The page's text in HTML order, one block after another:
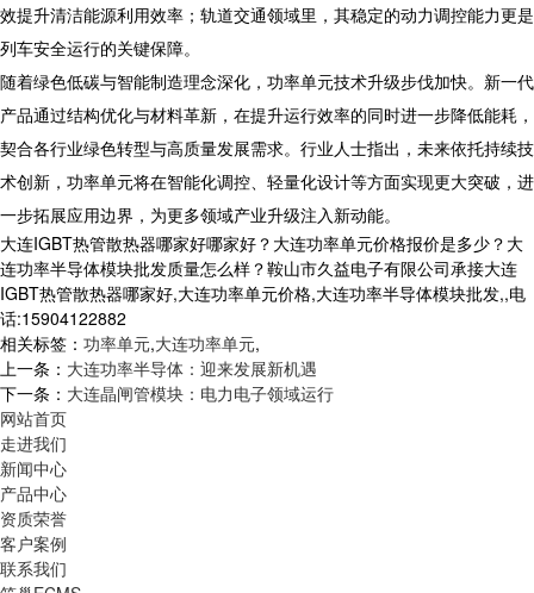
效提升清洁能源利用效率；轨道交通领域里，其稳定的动力调控能力更是
列车安全运行的关键保障。
随着绿色低碳与智能制造理念深化，功率单元技术升级步伐加快。新一代
产品通过结构优化与材料革新，在提升运行效率的同时进一步降低能耗，
契合各行业绿色转型与高质量发展需求。行业人士指出，未来依托持续技
术创新，功率单元将在智能化调控、轻量化设计等方面实现更大突破，进
一步拓展应用边界，为更多领域产业升级注入新动能。
大连IGBT热管散热器哪家好哪家好？大连功率单元价格报价是多少？大
连功率半导体模块批发质量怎么样？鞍山市久益电子有限公司承接大连
IGBT热管散热器哪家好,大连功率单元价格,大连功率半导体模块批发,,电
话:15904122882
相关标签： 功率单元,大连功率单元,
上一条： 大连功率半导体：迎来发展新机遇
下一条： 大连晶闸管模块：电力电子领域运行
网站首页
走进我们
新闻中心
产品中心
资质荣誉
客户案例
联系我们